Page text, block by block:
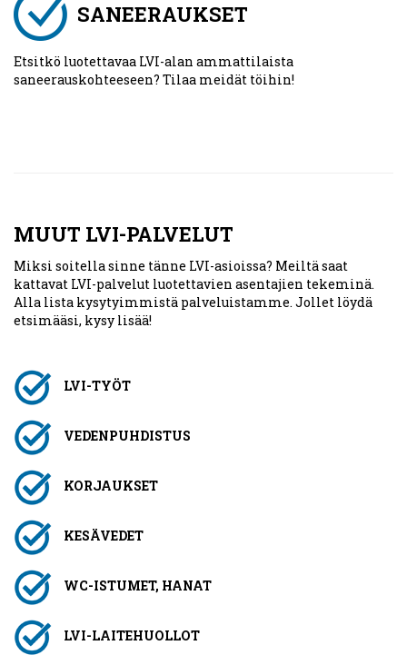
SANEERAUKSET
Etsitkö luotettavaa LVI-alan ammattilaista
saneerauskohteeseen? Tilaa meidät töihin!
MUUT LVI-PALVELUT
Miksi soitella sinne tänne LVI-asioissa? Meiltä saat
kattavat LVI-palvelut luotettavien asentajien tekeminä.
Alla lista kysytyimmistä palveluistamme. Jollet löydä
etsimääsi, kysy lisää!
LVI-TYÖT
VEDENPUHDISTUS
KORJAUKSET
KESÄVEDET
WC-ISTUMET, HANAT
LVI-LAITEHUOLLOT